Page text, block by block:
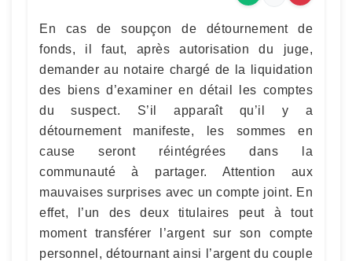
En cas de soupçon de détournement de
fonds, il faut, après autorisation du juge,
demander au notaire chargé de la liquidation
des biens d’examiner en détail les comptes
du suspect. S’il apparaît qu’il y a
détournement manifeste, les sommes en
cause seront réintégrées dans la
communauté à partager. Attention aux
mauvaises surprises avec un compte joint. En
effet, l’un des deux titulaires peut à tout
moment transférer l’argent sur son compte
personnel, détournant ainsi l’argent du couple